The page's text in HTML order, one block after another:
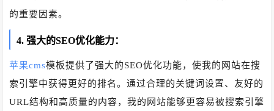
的重要因素。
4. 强大的SEO优化能力：
苹果cms模板提供了强大的SEO优化功能，使我的网站在搜
索引擎中获得更好的排名。通过合理的关键词设置、友好的
URL结构和高质量的内容，我的网站能够更容易被搜索引擎